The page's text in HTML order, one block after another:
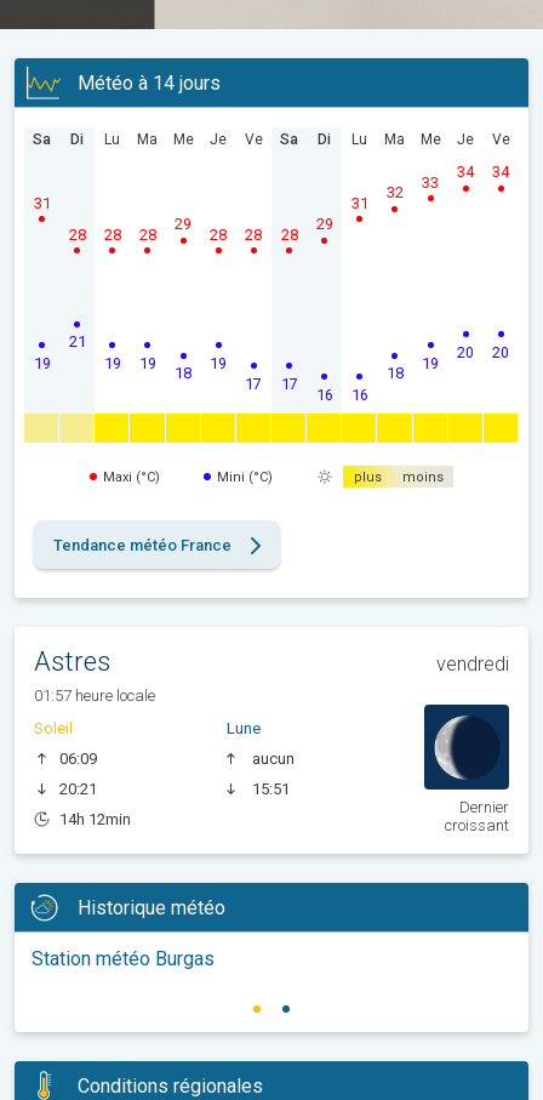
Météo à 14 jours
Sa
19
31
Di
21
28
Lu
19
28
Ma
19
28
Me
18
29
Je
19
28
Ve
17
28
Sa
17
28
Di
16
29
Lu
16
31
Ma
18
32
Me
19
33
Je
20
34
Ve
20
34
Maxi (°C) Mini (°C) plus moins
Tendance météo France
Astres vendredi
01:57 heure locale
Soleil
06:09
20:21
14h 12min
Lune
aucun
15:51
Dernier
croissant
Historique météo
Station météo Burgas
Conditions régionales